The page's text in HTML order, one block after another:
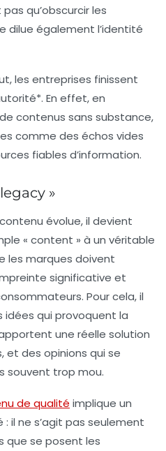
qu’obscurcir les
dilue également l’identité
les entreprises finissent
En effet, en
contenus sans substance,
comme des échos vides
fiables d’information.
»
évolue, il devient
« content » à un véritable
les marques doivent
significative et
Pour cela, il
qui provoquent la
une réelle solution
et des opinions qui se
souvent trop mou.
de qualité implique un
il ne s’agit pas seulement
que se posent les